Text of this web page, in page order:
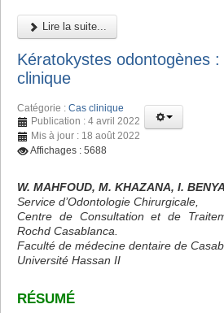
Lire la suite...
Kératokystes odontogènes :
clinique
Catégorie : Cas clinique
Publication : 4 avril 2022
Mis à jour : 18 août 2022
Affichages : 5688
W. MAHFOUD, M. KHAZANA, I.
Service d’Odontologie Chirurgicale,
Centre de Consultation et de
Rochd Casablanca.
Faculté de médecine dentaire de
Université Hassan II
RÉSUMÉ